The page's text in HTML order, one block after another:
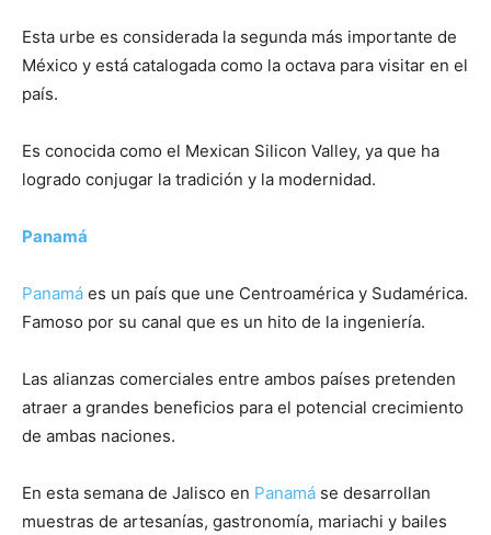
Esta urbe es considerada la segunda más importante de
México y está catalogada como la octava para visitar en el
país.
Es conocida como el Mexican Silicon Valley, ya que ha
logrado conjugar la tradición y la modernidad.
Panamá
Panamá es un país que une Centroamérica y Sudamérica.
Famoso por su canal que es un hito de la ingeniería.
Las alianzas comerciales entre ambos países pretenden
atraer a grandes beneficios para el potencial crecimiento
de ambas naciones.
En esta semana de Jalisco en Panamá se desarrollan
muestras de artesanías, gastronomía, mariachi y bailes